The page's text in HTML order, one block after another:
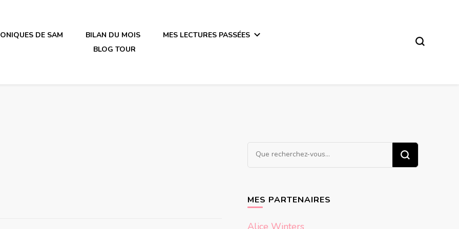
en plastique
DE SAM BILAN DU MOIS
MES LECTURES PASSÉES
BLOG TOUR
Vous
recherchiez
MES PARTENAIRES